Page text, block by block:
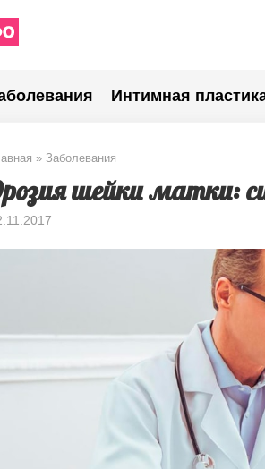
Интимная
» Заболевания
шейки матки: